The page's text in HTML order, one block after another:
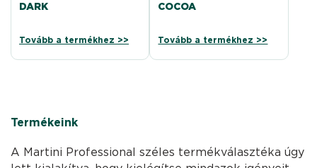
DARK
Tovább a termékhez >>
COCOA
Tovább a termékhez >>
Termékeink
A Martini Professional széles termékválasztéka úgy